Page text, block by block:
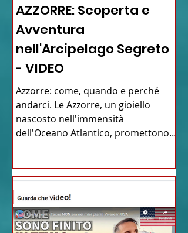
AZZORRE: Scoperta e
Avventura
nell'Arcipelago Segreto
- VIDEO
Azzorre: come, quando e perché
andarci. Le Azzorre, un gioiello
nascosto nell'immensità
dell'Oceano Atlantico, promettono